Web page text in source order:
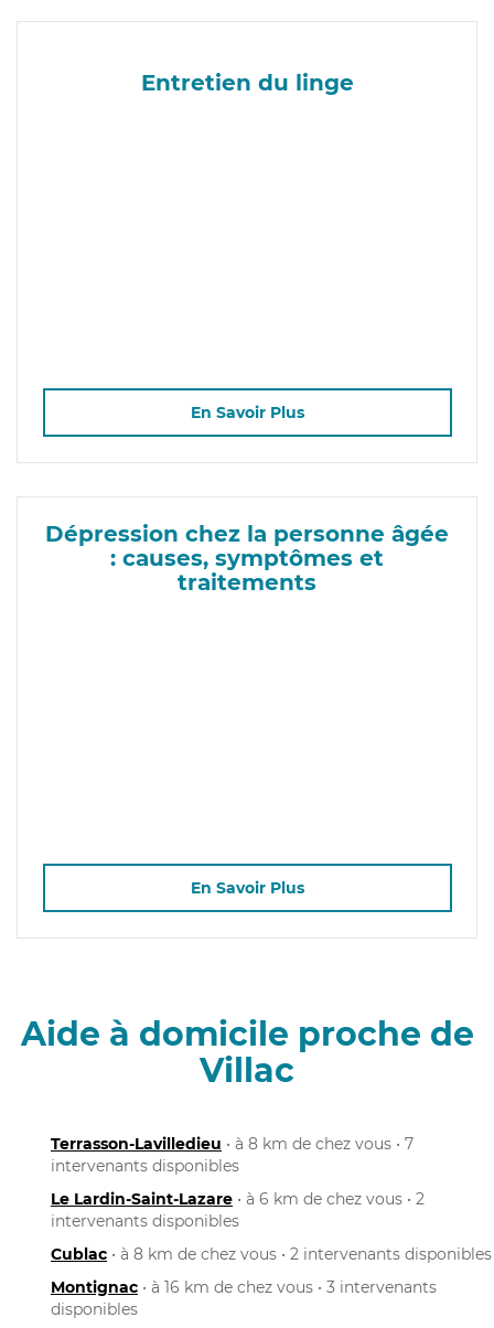
Entretien du linge
En Savoir Plus
Dépression chez la personne âgée
: causes, symptômes et
traitements
En Savoir Plus
Aide à domicile proche de
Villac
Terrasson-Lavilledieu • à 8 km de chez vous • 7
intervenants disponibles
Le Lardin-Saint-Lazare • à 6 km de chez vous • 2
intervenants disponibles
Cublac • à 8 km de chez vous • 2 intervenants disponibles
Montignac • à 16 km de chez vous • 3 intervenants
disponibles